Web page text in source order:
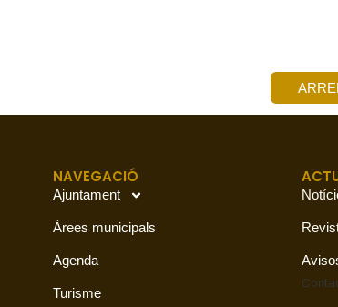
NAVEGACIÓ
Ajuntament
Àrees municipals
Agenda
Turisme